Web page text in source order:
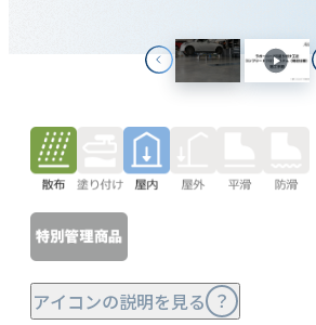
アイコンの説明を見る